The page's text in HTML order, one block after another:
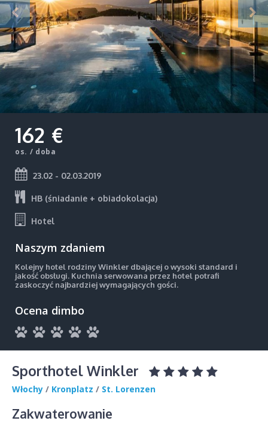
162 €
os. / doba
23.02 - 02.03.2019
HB (śniadanie + obiadokolacja)
Hotel
Naszym zdaniem
Kolejny hotel rodziny Winkler dbającej o wysoki standard i
jakość obsługi. Kuchnia serwowana przez hotel potrafi
zaskoczyć najbardziej wymagających gości.
Ocena dimbo
Sporthotel Winkler
Włochy / Kronplatz / St. Lorenzen
Zakwaterowanie